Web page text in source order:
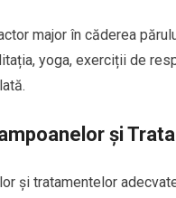
major în căderea
yoga, exerciții de
și
și tratamentelor